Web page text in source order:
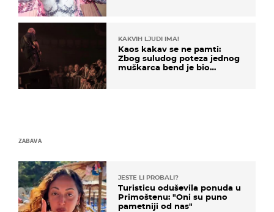
KAKVIH LJUDI IMA!
Kaos kakav se ne pamti:
Zbog suludog poteza jednog
muškarca bend je bio
ZABAVA
JESTE LI PROBALI?
Turisticu oduševila ponuda u
Primoštenu: "Oni su puno
pametniji od nas"